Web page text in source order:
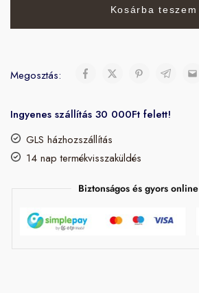
Kosárba teszem
Megosztás:
Ingyenes szállítás 30 000Ft felett!
GLS házhozszállítás
14 nap termékvisszaküldés
Biztonságos és gyors